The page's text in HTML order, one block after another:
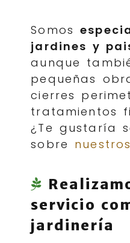
Somos
jardines y
aunque
pequeñas
cierres
tratamientos
¿Te gustaría
sobre
servicio
jardinería